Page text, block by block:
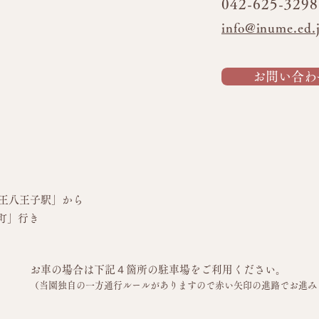
042-625-3298
お問い合わ
八王子駅」から
」行き
お車の場合は下記４箇所の駐車場をご利用ください。
（当園独自の一方通行ルールがありますので赤い矢印の進路でお進み